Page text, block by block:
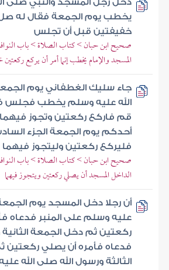
دخل رجل المسجد والنبي صلى
يخطب يوم الجمعة فقال له
خفيفتين قبل أن تجلس
صحيح ابن حبان > كتاب الصلاة > باب
المسجد والإمام يخطب إنما أمر أن يركع
جاء سليك الغطفاني يوم
الله عليه وسلم يخطب فجلس
قم فاركع ركعتين وتجوز فيهما
أحدكم يوم الجمعة الجزء
فليركع ركعتين وليتجوز فيهما
صحيح ابن حبان > كتاب الصلاة > باب
الداخل المسجد أن يصلي ركعتين ويتجوز فيهما
أن رجلا دخل المسجد يوم
عليه وسلم على المنبر فدعاه
ركعتين ثم دخل الجمعة الثانية
فدعاه فأمره أن يصلي ركعتين
الثالثة ورسول الله صلى الله